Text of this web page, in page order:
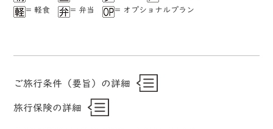
= 軽食
= 弁当 = オプショナルプラン
ご旅行条件（要旨）の詳細
旅行保険の詳細